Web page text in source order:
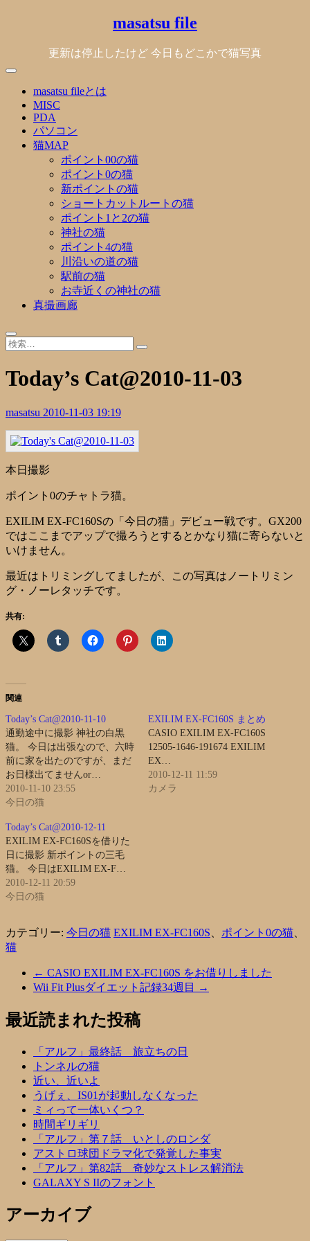
masatsu file
更新は停止したけど 今日もどこかで猫写真
masatsu fileとは
MISC
PDA
パソコン
猫MAP
ポイント00の猫
ポイント0の猫
新ポイントの猫
ショートカットルートの猫
ポイント1と2の猫
神社の猫
ポイント4の猫
川沿いの道の猫
駅前の猫
お寺近くの神社の猫
真撮画廊
Today’s Cat@2010-11-03
masatsu 2010-11-03 19:19
本日撮影
ポイント0のチャトラ猫。
EXILIM EX-FC160Sの「今日の猫」デビュー戦です。GX200
ではここまでアップで撮ろうとするとかなり猫に寄らないと
いけません。
最近はトリミングしてましたが、この写真はノートリミン
グ・ノーレタッチです。
共有:
関連
Today’s Cat@2010-11-10
通勤途中に撮影 神社の白黒
猫。 今日は出張なので、六時
前に家を出たのですが、まだ
お日様出てませんor…
2010-11-10 23:55
今日の猫
EXILIM EX-FC160S まとめ
CASIO EXILIM EX-FC160S
12505-1646-191674 EXILIM
EX…
2010-12-11 11:59
カメラ
Today’s Cat@2010-12-11
EXILIM EX-FC160Sを借りた
日に撮影 新ポイントの三毛
猫。 今日はEXILIM EX-F…
2010-12-11 20:59
今日の猫
カテゴリー: 今日の猫 EXILIM EX-FC160S ポイント0の猫
猫
← CASIO EXILIM EX-FC160S をお借りしました
Wii Fit Plusダイエット記録34週目
→
最近読まれた投稿
「アルフ」最終話 旅立ちの日
トンネルの猫
近い、近いよ
うげぇ、IS01が起動しなくなった
ミィって一体いくつ？
時間ギリギリ
「アルフ」第７話 いとしのロンダ
アストロ球団ドラマ化で発覚した事実
「アルフ」第82話 奇妙なストレス解消法
GALAXY S IIのフォント
アーカイブ